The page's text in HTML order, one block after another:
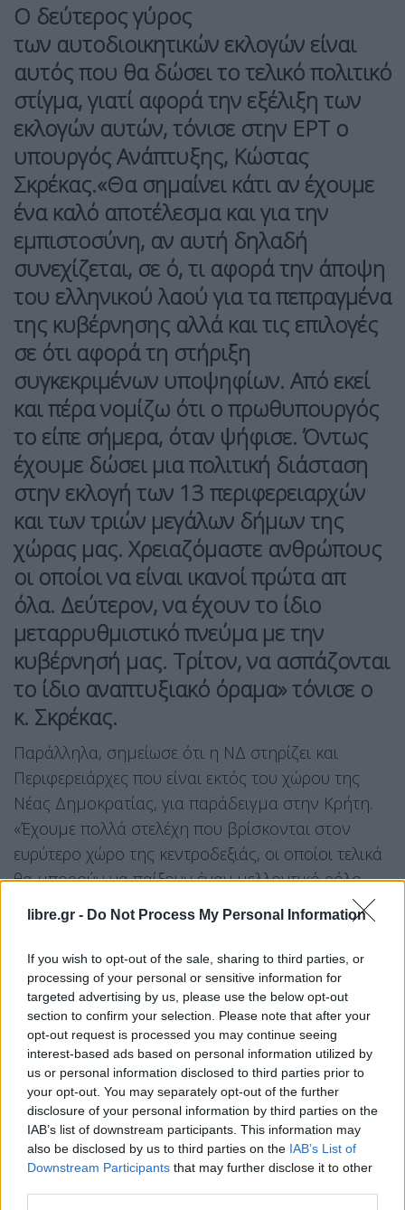
libre.gr - Do Not Process My Personal Information
If you wish to opt-out of the sale, sharing to third parties, or
processing of your personal or sensitive information for
targeted advertising by us, please use the below opt-out
section to confirm your selection. Please note that after your
opt-out request is processed you may continue seeing
interest-based ads based on personal information utilized by
us or personal information disclosed to third parties prior to
your opt-out. You may separately opt-out of the further
disclosure of your personal information by third parties on the
IAB’s list of downstream participants. This information may
also be disclosed by us to third parties on the IAB’s List of
Downstream Participants that may further disclose it to other
Ο δεύτερος γύρος
των αυτοδιοικητικών εκλογών είναι
αυτός που θα δώσει το τελικό πολιτικό
στίγμα, γιατί αφορά την εξέλιξη των
εκλογών αυτών, τόνισε στην ΕΡΤ ο
υπουργός Ανάπτυξης, Κώστας
Σκρέκας.«Θα σημαίνει κάτι αν έχουμε
ένα καλό αποτέλεσμα και για την
εμπιστοσύνη, αν αυτή δηλαδή
συνεχίζεται, σε ό, τι αφορά την άποψη
του ελληνικού λαού για τα πεπραγμένα
της κυβέρνησης αλλά και τις επιλογές
σε ότι αφορά τη στήριξη
συγκεκριμένων υποψηφίων. Από εκεί
και πέρα νομίζω ότι ο πρωθυπουργός
το είπε σήμερα, όταν ψήφισε. Όντως
έχουμε δώσει μια πολιτική διάσταση
στην εκλογή των 13 περιφερειαρχών
και των τριών μεγάλων δήμων της
χώρας μας. Χρειαζόμαστε ανθρώπους
οι οποίοι να είναι ικανοί πρώτα απ
όλα. Δεύτερον, να έχουν το ίδιο
μεταρρυθμιστικό πνεύμα με την
κυβέρνησή μας. Τρίτον, να ασπάζονται
το ίδιο αναπτυξιακό όραμα» τόνισε ο
κ. Σκρέκας.
Παράλληλα, σημείωσε ότι η ΝΔ στηρίζει και
Περιφερειάρχες που είναι εκτός του χώρου της
Νέας Δημοκρατίας, για παράδειγμα στην Κρήτη.
«Έχουμε πολλά στελέχη που βρίσκονται στον
ευρύτερο χώρο της κεντροδεξιάς, οι οποίοι τελικά
θα μπορούν να παίξουν έναν μελλοντικό ρόλο,
εφόσον βεβαίως το αποφασίσουν ελληνικός
λαός» πρόσθεσε.
«Έχουμε στηρίξει συγκεκριμένους ανθρώπους,
συγκεκριμένα στελέχη. Δεν ψαρεύουμε σε θολά
νερά. Είναι συγκεκριμένη η στήριξή μας σε
ανθρώπους οι οποίοι πιστεύουν ότι πραγματικά
μπορούν να πάνε τη χώρα μπροστά. Έχουμε
διανύσει 4 – 5 δύσκολα χρόνια, περάσαμε πολλές
παγκόσμιες κρίσεις, ανταποκριθήκαμε σε αυτές με
αποτελέσματα τα οποία ήταν παράδειγμα προς
μίμηση από χώρες πολύ πιο ανεπτυγμένες από